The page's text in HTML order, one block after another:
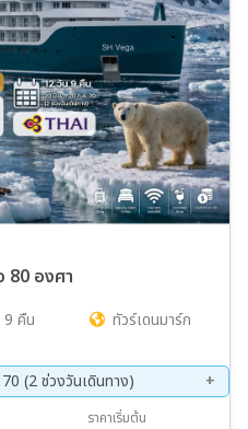
80 องศา
9 คืน ทัวร์เดนมาร์ก
(2 ช่วงวันเดินทาง)
09 ก.ค. 70 - 20 ก.ค. 70
ราคาเริ่มต้น